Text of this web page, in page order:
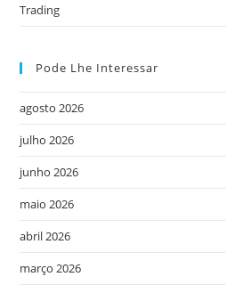
Trading
Pode Lhe Interessar
agosto 2026
julho 2026
junho 2026
maio 2026
abril 2026
março 2026